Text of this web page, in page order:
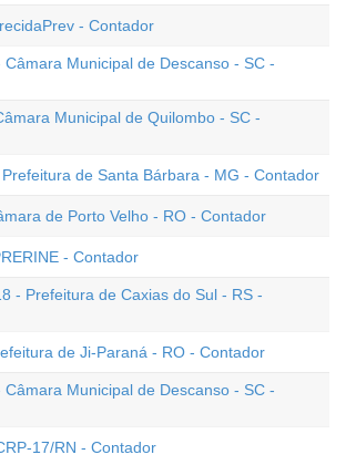
- Contador
Câmara Municipal de Descanso - SC -
Municipal de Quilombo - SC -
de Santa Bárbara - MG - Contador
de Porto Velho - RO - Contador
- Contador
- Prefeitura de Caxias do Sul - RS -
de Ji-Paraná - RO - Contador
Câmara Municipal de Descanso - SC -
17/RN - Contador